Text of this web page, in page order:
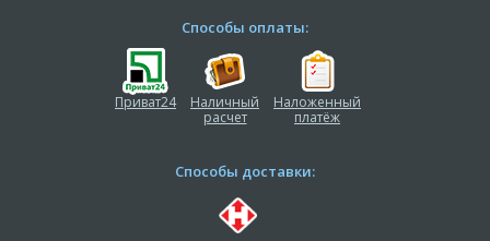
Способы оплаты:
Приват24
Наличный
расчет
Наложенный
платёж
Способы доставки: